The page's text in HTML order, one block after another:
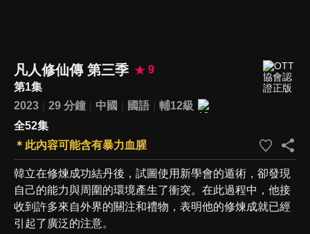
凡人修仙傳 第三季
9
第1集
2023
29 分鐘 中國 國語
輔12級
全52集
＊此內容可能含有暴力血腥
韓立在修煉成功結丹後，試圖使用新學會的遁術，卻發現
自己的能力與周圍的環境產生了衝突。在此過程中，他接
收到許多來自外界的關注和禮物，表明他的修煉成就已經
引起了廣泛的注意。